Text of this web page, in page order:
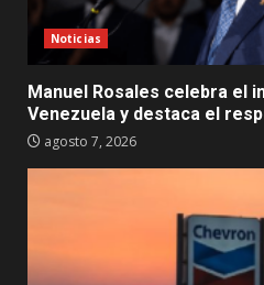
Noticias
Manuel Rosales celebra el
Venezuela y destaca el
agosto 7, 2026